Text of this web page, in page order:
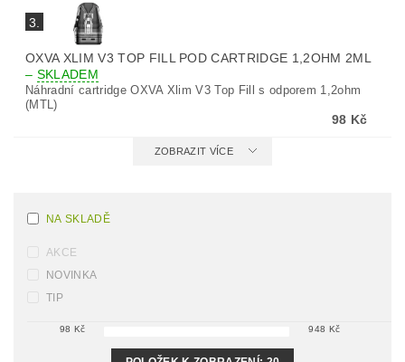
3.
OXVA XLIM V3 TOP FILL POD CARTRIDGE 1,2OHM 2ML
– SKLADEM
Náhradní cartridge OXVA Xlim V3 Top Fill s odporem 1,2ohm
(MTL)
98 Kč
ZOBRAZIT VÍCE
NA SKLADĚ
AKCE
NOVINKA
TIP
98 Kč 948 Kč